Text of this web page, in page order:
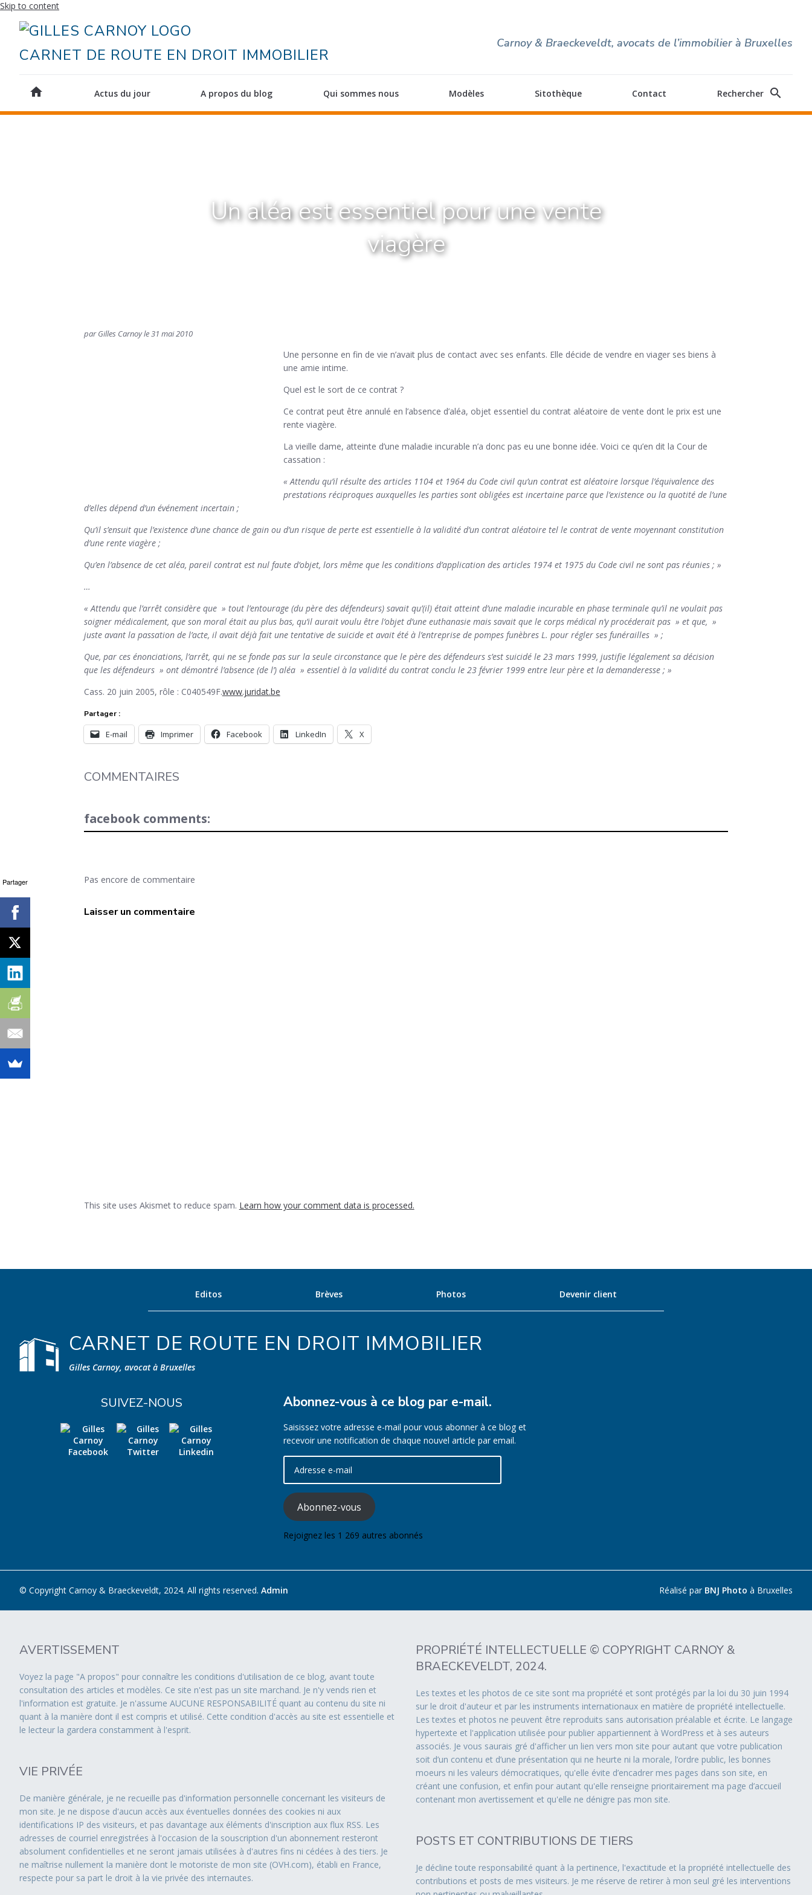
Skip to content
CARNET DE ROUTE EN DROIT IMMOBILIER
Carnoy & Braeckeveldt, avocats de l’immobilier à Bruxelles
home Actus du jour A propos du blog Qui sommes nous Modèles Sitothèque Contact Rechercher search
Un aléa est essentiel pour une vente
viagère
par Gilles Carnoy le 31 mai 2010
Une personne en fin de vie n’avait plus de contact avec ses enfants. Elle décide de vendre en viager ses biens à
une amie intime.
Quel est le sort de ce contrat ?
Ce contrat peut être annulé en l’absence d’aléa, objet essentiel du contrat aléatoire de vente dont le prix est une
rente viagère.
La vieille dame, atteinte d’une maladie incurable n’a donc pas eu une bonne idée. Voici ce qu’en dit la Cour de
cassation :
« Attendu qu’il résulte des articles 1104 et 1964 du Code civil qu’un contrat est aléatoire lorsque l’équivalence des
prestations réciproques auxquelles les parties sont obligées est incertaine parce que l’existence ou la quotité de l’une
d’elles dépend d’un événement incertain ;
Qu’il s’ensuit que l’existence d’une chance de gain ou d’un risque de perte est essentielle à la validité d’un contrat aléatoire tel le contrat de vente moyennant constitution
d’une rente viagère ;
Qu’en l’absence de cet aléa, pareil contrat est nul faute d’objet, lors même que les conditions d’application des articles 1974 et 1975 du Code civil ne sont pas réunies ; »
…
« Attendu que l’arrêt considère que » tout l’entourage (du père des défendeurs) savait qu’(il) était atteint d’une maladie incurable en phase terminale qu’il ne voulait pas
soigner médicalement, que son moral était au plus bas, qu’il aurait voulu être l’objet d’une euthanasie mais savait que le corps médical n’y procéderait pas » et que, »
juste avant la passation de l’acte, il avait déjà fait une tentative de suicide et avait été à l’entreprise de pompes funèbres L. pour régler ses funérailles » ;
Que, par ces énonciations, l’arrêt, qui ne se fonde pas sur la seule circonstance que le père des défendeurs s’est suicidé le 23 mars 1999, justifie légalement sa décision
que les défendeurs » ont démontré l’absence (de l’) aléa » essentiel à la validité du contrat conclu le 23 février 1999 entre leur père et la demanderesse ; »
Cass. 20 juin 2005, rôle : C040549F.www.juridat.be
Partager :
E-mail Imprimer Facebook LinkedIn X
COMMENTAIRES
facebook comments:
Pas encore de commentaire
Laisser un commentaire
This site uses Akismet to reduce spam. Learn how your comment data is processed.
Editos Brèves Photos Devenir client
CARNET DE ROUTE EN DROIT IMMOBILIER
Gilles Carnoy, avocat à Bruxelles
SUIVEZ-NOUS Abonnez-vous à ce blog par e-mail.
Saisissez votre adresse e-mail pour vous abonner à ce blog et
recevoir une notification de chaque nouvel article par email.
Abonnez-vous
Rejoignez les 1 269 autres abonnés
© Copyright Carnoy & Braeckeveldt, 2024. All rights reserved. Admin Réalisé par BNJ Photo à Bruxelles
AVERTISSEMENT
Voyez la page "A propos" pour connaître les conditions d'utilisation de ce blog, avant toute
consultation des articles et modèles. Ce site n'est pas un site marchand. Je n'y vends rien et
l'information est gratuite. Je n'assume AUCUNE RESPONSABILITÉ quant au contenu du site ni
quant à la manière dont il est compris et utilisé. Cette condition d'accès au site est essentielle et
le lecteur la gardera constamment à l'esprit.
VIE PRIVÉE
De manière générale, je ne recueille pas d'information personnelle concernant les visiteurs de
mon site. Je ne dispose d'aucun accès aux éventuelles données des cookies ni aux
identifications IP des visiteurs, et pas davantage aux éléments d'inscription aux flux RSS. Les
adresses de courriel enregistrées à l'occasion de la souscription d'un abonnement resteront
absolument confidentielles et ne seront jamais utilisées à d'autres fins ni cédées à des tiers. Je
ne maîtrise nullement la manière dont le motoriste de mon site (OVH.com), établi en France,
respecte pour sa part le droit à la vie privée des internautes.
PROPRIÉTÉ INTELLECTUELLE © COPYRIGHT CARNOY &
BRAECKEVELDT, 2024.
Les textes et les photos de ce site sont ma propriété et sont protégés par la loi du 30 juin 1994
sur le droit d'auteur et par les instruments internationaux en matière de propriété intellectuelle.
Les textes et photos ne peuvent être reproduits sans autorisation préalable et écrite. Le langage
hypertexte et l'application utilisée pour publier appartiennent à WordPress et à ses auteurs
associés. Je vous saurais gré d'afficher un lien vers mon site pour autant que votre publication
soit d’un contenu et d’une présentation qui ne heurte ni la morale, l’ordre public, les bonnes
moeurs ni les valeurs démocratiques, qu'elle évite d’encadrer mes pages dans son site, en
créant une confusion, et enfin pour autant qu'elle renseigne prioritairement ma page d’accueil
contenant mon avertissement et qu'elle ne dénigre pas mon site.
POSTS ET CONTRIBUTIONS DE TIERS
Je décline toute responsabilité quant à la pertinence, l'exactitude et la propriété intellectuelle des
contributions et posts de mes visiteurs. Je me réserve de retirer à mon seul gré les interventions
Partager